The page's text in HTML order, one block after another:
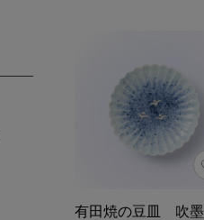
有田焼の豆皿 吹